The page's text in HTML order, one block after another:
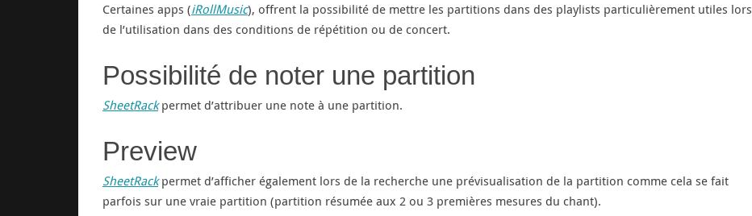
Certaines apps (iRollMusic), offrent la possibilité de mettre les partitions dans des playlists particulièrement utiles lors
de l’utilisation dans des conditions de répétition ou de concert.
Possibilité de noter une partition
SheetRackpermet d’attribuer une note à une partition.
Preview
SheetRackpermet d’afficher également lors de la recherche une prévisualisation de la partition comme cela se fait
parfois sur une vraie partition (partition résumée aux 2 ou 3 premières mesures du chant).